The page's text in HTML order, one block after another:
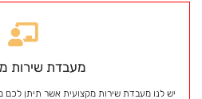
מעבדת שירות
יש לנו מעבדת שירות מקצועית אשר תיתן לכם